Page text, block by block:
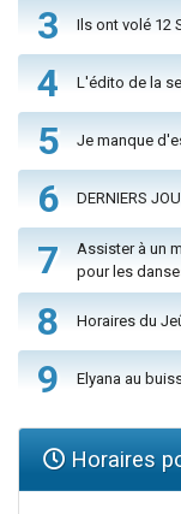
3 Ils ont volé 12
4 L'édito de la
5 Je manque
6 DERNIERS
7
Assister à un
pour les
8 Horaires du
9 Elyana au
Horaires